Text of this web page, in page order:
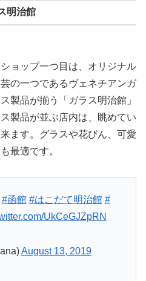
明治館
ョップ一つ目は、オリジナル
の一つであるヴェネチアンガ
製品が揃う「ガラス明治館」
製品が並ぶ店内は、眺めてい
ます。グラスや花びん、可愛
最適です。
#函館 #はこだて明治館 #
UkCeGJZpRN
August 13, 2019